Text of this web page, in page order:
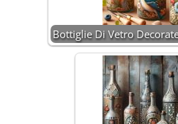
Bottiglie Di Vetro